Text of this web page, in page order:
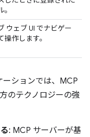
ウェブ UI でナビゲー
操作します。
ションでは、MCP
のテクノロジーの強
: MCP サーバーが基